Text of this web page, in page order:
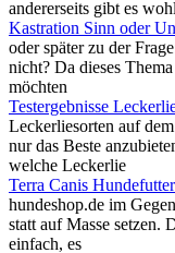
andererseits gibt es
Kastration Sinn oder
oder später zu der
nicht? Da dieses
möchten
Testergebnisse
Leckerliesorten auf
nur das Beste
welche Leckerlie
Terra Canis
hundeshop.de im
statt auf Masse setzen.
einfach, es